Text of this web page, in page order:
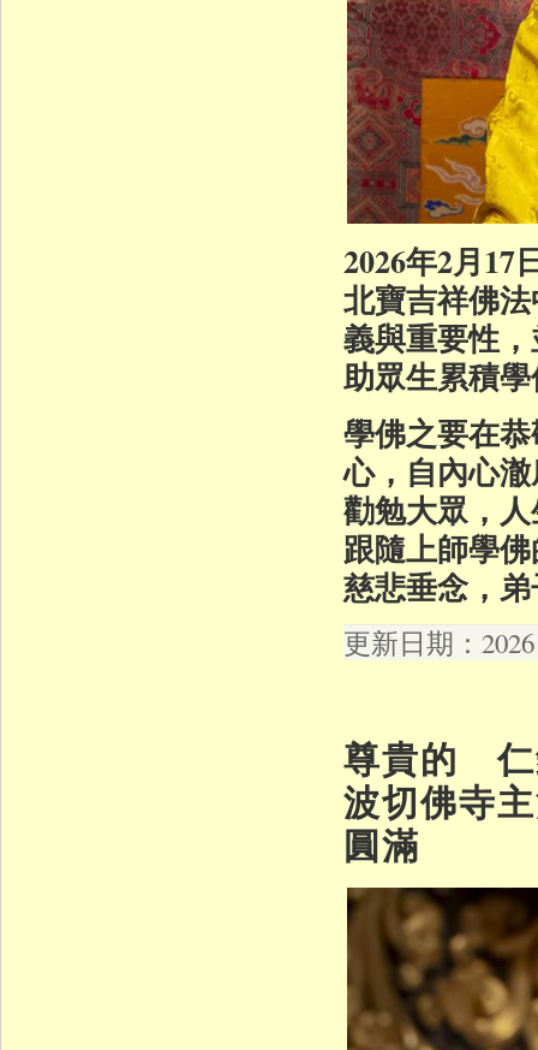
2026年2月
北寶吉祥佛
義與重要性
助眾生累積
學佛之要在
心，自內心
勸勉大眾，
跟隨上師學
慈悲垂念，
更新日期：
尊貴的 仁
波切佛寺
圓滿